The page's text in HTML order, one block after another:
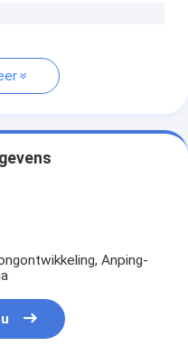
Anping-